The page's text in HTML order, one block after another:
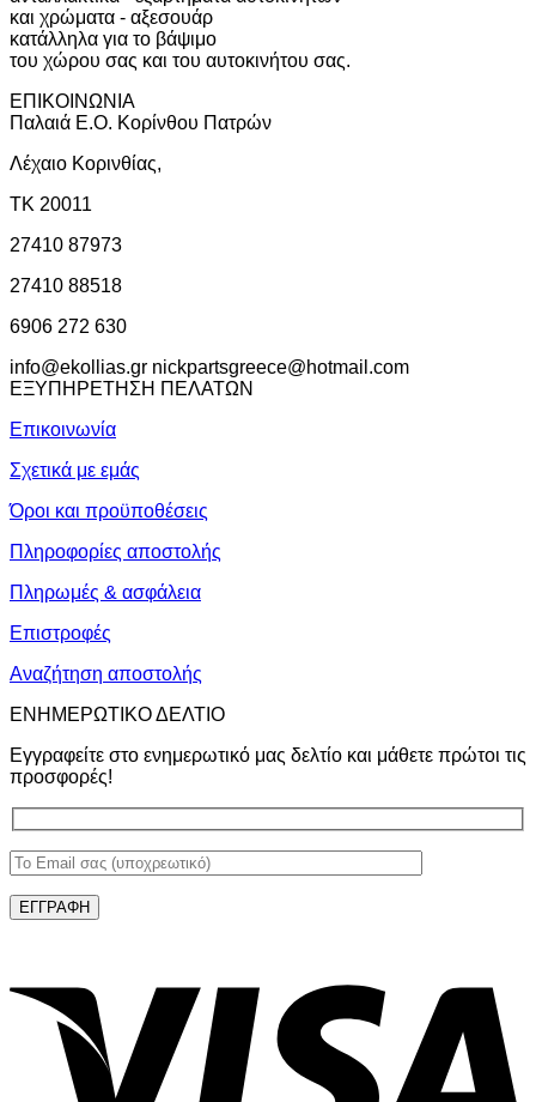
και χρώματα - αξεσουάρ
κατάλληλα για το βάψιμο
του χώρου σας και του αυτοκινήτου σας.
ΕΠΙΚΟΙΝΩΝΙΑ
Παλαιά Ε.Ο. Κορίνθου Πατρών
Λέχαιο Κορινθίας,
ΤΚ 20011
27410 87973
27410 88518
6906 272 630
info@ekollias.gr nickpartsgreece@hotmail.com
ΕΞΥΠΗΡΕΤΗΣΗ ΠΕΛΑΤΩΝ
Επικοινωνία
Σχετικά με εμάς
Όροι και προϋποθέσεις
Πληροφορίες αποστολής
Πληρωμές & ασφάλεια
Επιστροφές
Αναζήτηση αποστολής
ΕΝΗΜΕΡΩΤΙΚΟ ΔΕΛΤΙΟ
Εγγραφείτε στο ενημερωτικό μας δελτίο και μάθετε πρώτοι τις
προσφορές!